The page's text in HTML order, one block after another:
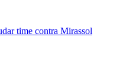
time contra Mirassol